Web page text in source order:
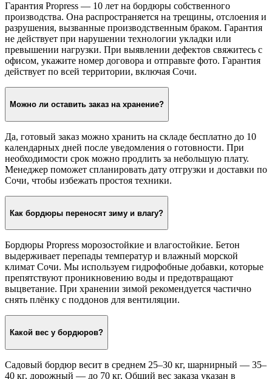
Гарантия Propress — 10 лет на бордюры собственного
производства. Она распространяется на трещины, отслоения и
разрушения, вызванные производственным браком. Гарантия
не действует при нарушении технологии укладки или
превышении нагрузки. При выявлении дефектов свяжитесь с
офисом, укажите номер договора и отправьте фото. Гарантия
действует по всей территории, включая Сочи.
Можно ли оставить заказ на хранение?
Да, готовый заказ можно хранить на складе бесплатно до 10
календарных дней после уведомления о готовности. При
необходимости срок можно продлить за небольшую плату.
Менеджер поможет спланировать дату отгрузки и доставки по
Сочи, чтобы избежать простоя техники.
Как бордюры переносят зиму и влагу?
Бордюры Propress морозостойкие и влагостойкие. Бетон
выдерживает перепады температур и влажный морской
климат Сочи. Мы используем гидрофобные добавки, которые
препятствуют проникновению воды и предотвращают
выцветание. При хранении зимой рекомендуется частично
снять плёнку с поддонов для вентиляции.
Какой вес у бордюров?
Садовый бордюр весит в среднем 25–30 кг, шарнирный — 35–
40 кг, дорожный — до 70 кг. Общий вес заказа указан в